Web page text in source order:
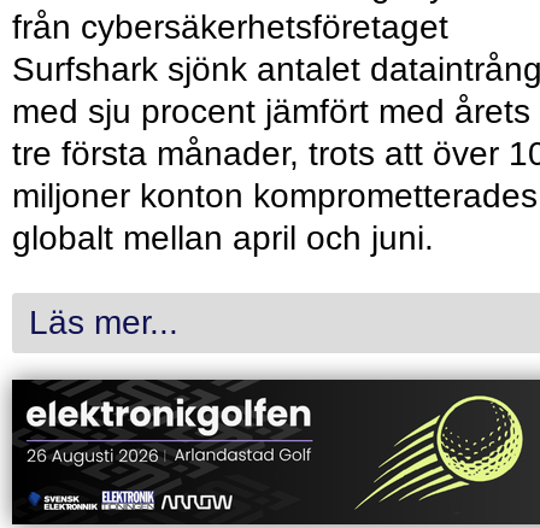
från cybersäkerhetsföretaget
Surfshark sjönk antalet
med sju procent jämfört med årets
tre första månader, trots att över
miljoner konton komprometterades
globalt mellan april och juni.
Läs mer...